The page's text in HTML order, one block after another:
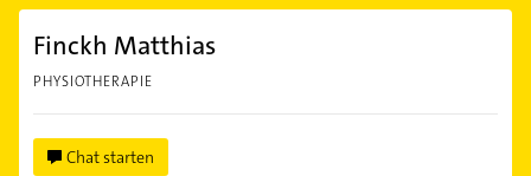
Finckh Matthias
PHYSIOTHERAPIE
Chat starten